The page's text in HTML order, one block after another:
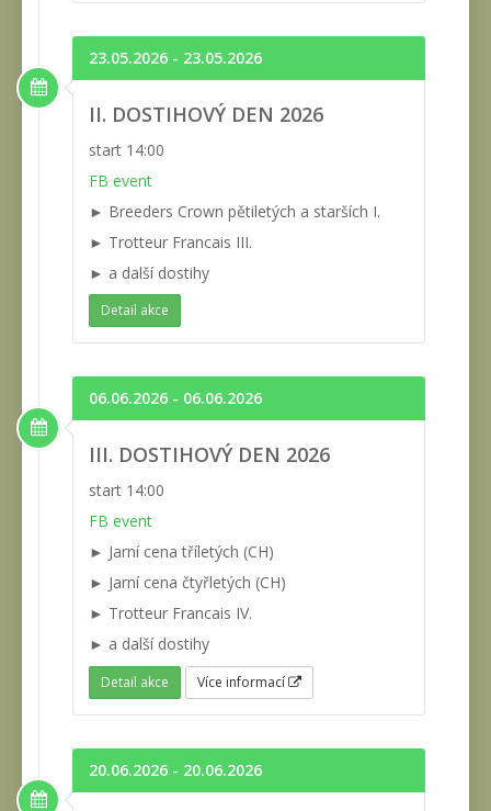
23.05.2026 - 23.05.2026
II. DOSTIHOVÝ DEN 2026
start 14:00
FB event
► Breeders Crown pětiletých a starších I.
► Trotteur Francais III.
► a další dostihy
Detail akce
06.06.2026 - 06.06.2026
III. DOSTIHOVÝ DEN 2026
start 14:00
FB event
► Jarní cena tříletých (CH)
► Jarní cena čtyřletých (CH)
► Trotteur Francais IV.
► a další dostihy
Detail akce Více informací
20.06.2026 - 20.06.2026